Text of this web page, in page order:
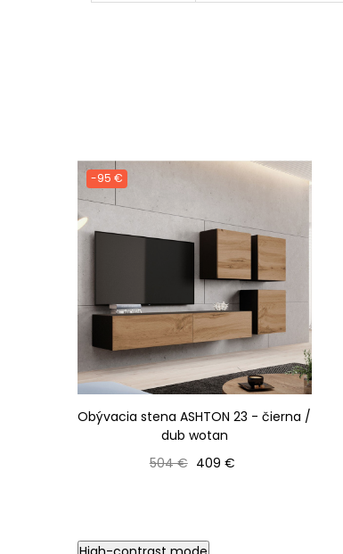
-95 €
Obývacia stena ASHTON 23 - čierna /
dub wotan
Bežná cena
504 € Cena
409 €